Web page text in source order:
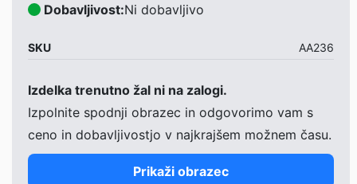
VW Golf 5 1K 10/03-09
– žarnice so priložene
Dobavljivost:Ni dobavljivo
SKU AA236
Izdelka trenutno žal ni na zalogi.
Izpolnite spodnji obrazec in odgovorimo vam s
ceno in dobavljivostjo v najkrajšem možnem času.
Prikaži obrazec